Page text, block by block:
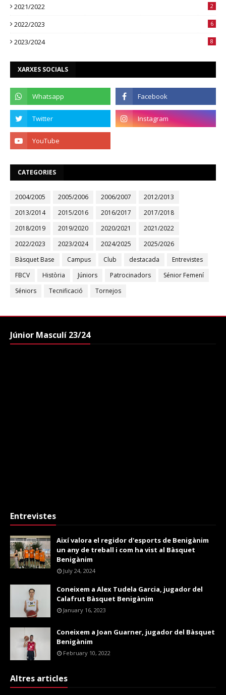
2021/2022 2
2022/2023 6
2023/2024 8
XARXES SOCIALS
CATEGORIES
2004/2005 2005/2006 2006/2007
2012/2013
2013/2014
2015/2016 2016/2017
2017/2018
2018/2019
2019/2020 2020/2021
2021/2022
2022/2023
2023/2024 2024/2025
2025/2026
Bàsquet Base
Campus Club destacada
Entrevistes
FBCV
Història Júniors Patrocinadors
Sénior Femení
Séniors
Tecnificació Tornejos
Júnior Masculí 23/24
Entrevistes
Així valora el regidor d'esports de Benigànim
un any de treball i com ha vist al Bàsquet
Benigànim
July 24, 2024
Coneixem a Alex Tudela Garcia, jugador del
Calafrut Bàsquet Benigànim
January 16, 2023
Coneixem a Joan Guarner, jugador del Bàsquet
Benigànim
February 10, 2022
Altres articles